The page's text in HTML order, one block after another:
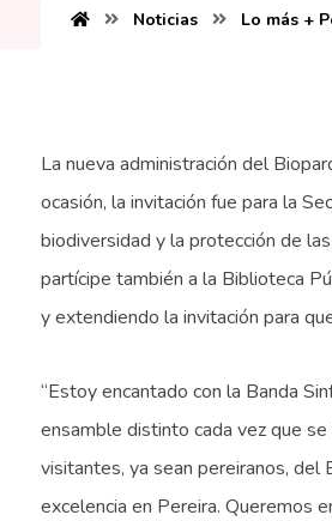
Noticias Lo más +
La nueva administración del
ocasión, la invitación fue para la
biodiversidad y la protección de
partícipe también a la Biblioteca
y extendiendo la invitación para
“Estoy encantado con la Banda
ensamble distinto cada vez que
visitantes, ya sean pereiranos,
excelencia en Pereira. Queremos